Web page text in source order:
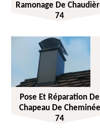
Ramonage De
74
Pose Et Réparation De
Chapeau De Cheminée
74